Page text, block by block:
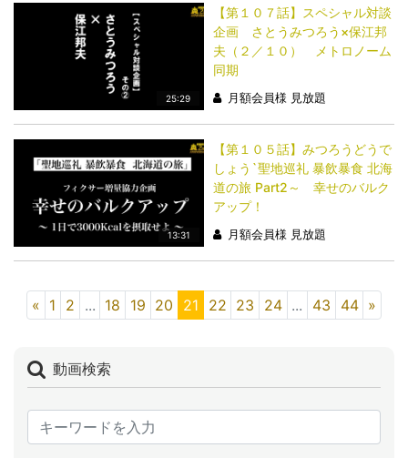
25:29
【第１０７話】スペシャル対談
企画 さとうみつろう×保江邦
夫（２／１０） メトロノーム
同期
月額会員様 見放題
13:31
【第１０５話】みつろうどうで
しょう`聖地巡礼 暴飲暴食 北海
道の旅 Part2～ 幸せのバルク
アップ！
月額会員様 見放題
« 1 2 ... 18 19 20 21 22 23 24 ... 43 44 »
動画検索